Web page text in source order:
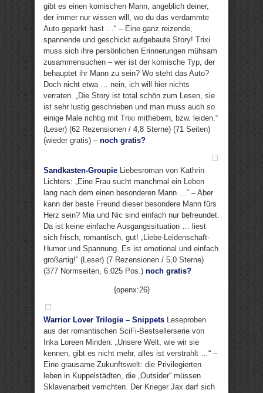
gibt es einen komischen Mann, angeblich deiner,
der immer nur wissen will, wo du das verdammte
Auto geparkt hast …“ – Eine ganz reizende,
spannende und geschickt aufgebaute Story! Trixi
muss sich ihre persönlichen Erinnerungen mühsam
zusammensuchen – wer ist der komische Typ, der
behauptet ihr Mann zu sein? Wo steht das Auto?
Doch nicht etwa … nein, ich will hier nichts
verraten. „Die Story ist total schön zum Lesen, sie
ist sehr lustig geschrieben und man muss auch so
einige Male richtig mit Trixi mitfiebern, bzw. leiden.“
(Leser) (62 Rezensionen / 4,8 Sterne) (71 Seiten)
(wieder gratis) – noch gratis?
Sandkasten-Groupie Liebesroman von Kathrin
Lichters: „Eine Frau sucht manchmal ein Leben
lang nach dem einen besonderen Mann …“ – Aber
kann der beste Freund dieser besondere Mann fürs
Herz sein? Mia und Nic sind einfach nur befreundet.
Da ist keine einfache Ausgangssituation … liest
sich frisch, romantisch, gut! „Liebe-Leidenschaft-
Humor und Spannung. Es ist emotional und einfach
großartig!“ (Leser) (7 Rezensionen / 5,0 Sterne)
(377 Normseiten, 6.025 Pos.) noch gratis?
{openx:26}
Warrior Lover Trilogie – Snippets Leseproben
aus der romantischen SciFi-Bestsellerserie von
Inka Loreen Minden: „Unsere Welt, wie wir sie
kennen, gibt es nicht mehr, alles ist verstrahlt …“ –
Eine grausame Zukunftswelt: die Privilegierten
leben in Kuppelstädten, die „Outsider“ müssen
Sklavenarbeit verrichten. Der Krieger Jax darf sich